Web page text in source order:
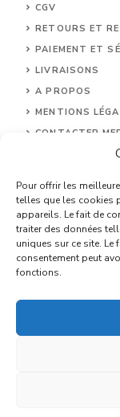
Pour offrir les
telles que les cookies
appareils. Le fait de
traiter des données
uniques sur ce site. Le
consentement peut
fonctions.
CGV
RETOURS ET
PAIEMENT ET
LIVRAISONS
A PROPOS
MENTIONS
CONTACTER